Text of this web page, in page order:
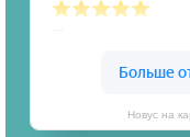
Новус на